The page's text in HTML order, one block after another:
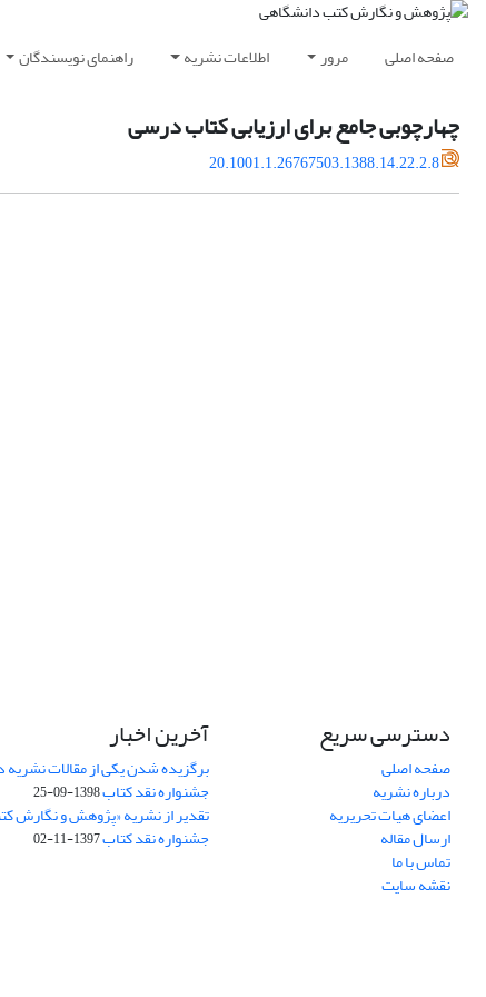
صفحه اصلی مرور اطلاعات نشریه راهنمای نویسندگان
چهارچوبی جامع برای ارزیابی کتاب درسی
20.1001.1.26767503.1388.14.22.2.8
دسترسی سریع
صفحه اصلی
درباره نشریه
اعضای هیات تحریریه
ارسال مقاله
تماس با ما
نقشه سایت
آخرین اخبار
برگزیده شدن یکی از مقالات
جشنواره نقد کتاب1398-09-25
تقدیر از نشریه «پژوهش و نگارش
جشنواره نقد کتاب1397-11-02